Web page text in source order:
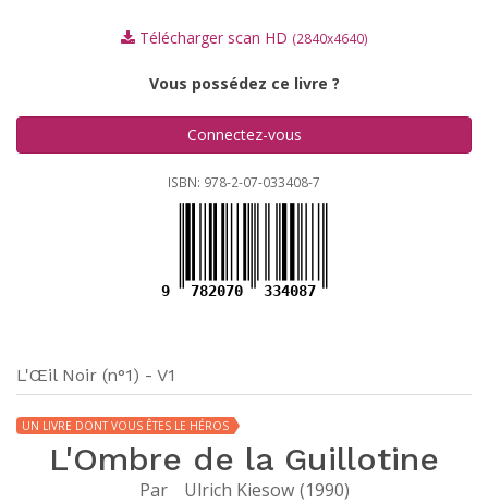
Télécharger scan HD (2840x4640)
Vous possédez ce livre ?
Connectez-vous
ISBN: 978-2-07-033408-7
9 782070 334087
L'Œil Noir (n°1) - V1
UN LIVRE DONT VOUS ÊTES LE HÉROS
L'Ombre de la Guillotine
Par Ulrich Kiesow (1990)